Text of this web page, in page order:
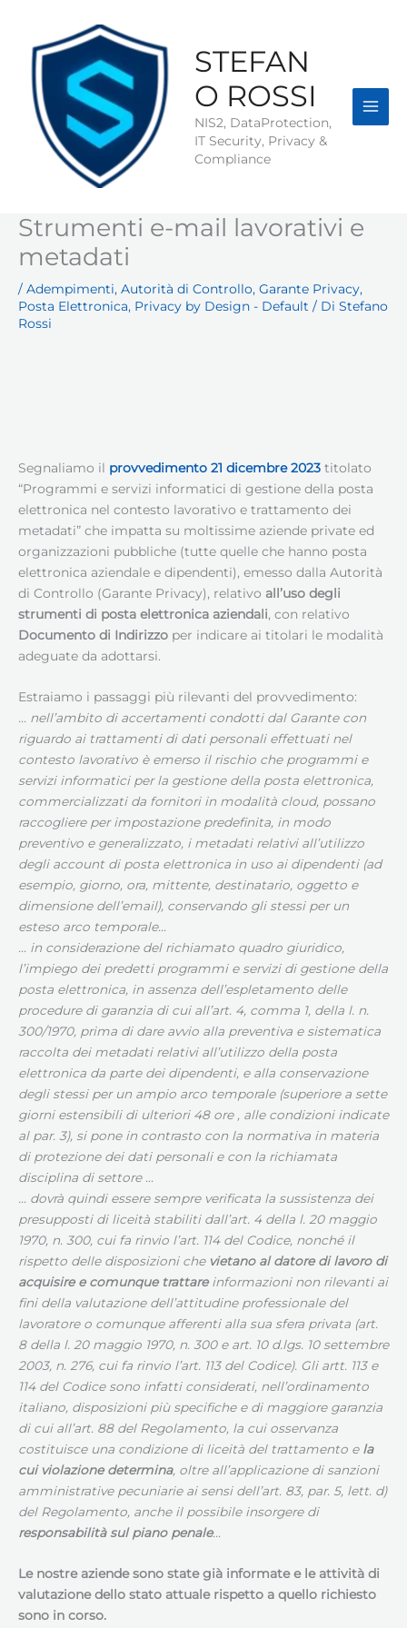
contenuto
STEFAN
O ROSSI
NIS2, DataProtection,
IT Security, Privacy &
Compliance
Strumenti e-mail lavorativi e
metadati
/ Adempimenti, Autorità di Controllo, Garante Privacy,
Posta Elettronica, Privacy by Design - Default / Di Stefano
Rossi
Segnaliamo il provvedimento 21 dicembre 2023 titolato
“Programmi e servizi informatici di gestione della posta
elettronica nel contesto lavorativo e trattamento dei
metadati” che impatta su moltissime aziende private ed
organizzazioni pubbliche (tutte quelle che hanno posta
elettronica aziendale e dipendenti), emesso dalla Autorità
di Controllo (Garante Privacy), relativo all’uso degli
strumenti di posta elettronica aziendali, con relativo
Documento di Indirizzo per indicare ai titolari le modalità
adeguate da adottarsi.
Estraiamo i passaggi più rilevanti del provvedimento:
… nell’ambito di accertamenti condotti dal Garante con
riguardo ai trattamenti di dati personali effettuati nel
contesto lavorativo è emerso il rischio che programmi e
servizi informatici per la gestione della posta elettronica,
commercializzati da fornitori in modalità cloud, possano
raccogliere per impostazione predefinita, in modo
preventivo e generalizzato, i metadati relativi all’utilizzo
degli account di posta elettronica in uso ai dipendenti (ad
esempio, giorno, ora, mittente, destinatario, oggetto e
dimensione dell’email), conservando gli stessi per un
esteso arco temporale…
… in considerazione del richiamato quadro giuridico,
l’impiego dei predetti programmi e servizi di gestione della
posta elettronica, in assenza dell’espletamento delle
procedure di garanzia di cui all’art. 4, comma 1, della l. n.
300/1970, prima di dare avvio alla preventiva e sistematica
raccolta dei metadati relativi all’utilizzo della posta
elettronica da parte dei dipendenti, e alla conservazione
degli stessi per un ampio arco temporale (superiore a sette
giorni estensibili di ulteriori 48 ore , alle condizioni indicate
al par. 3), si pone in contrasto con la normativa in materia
di protezione dei dati personali e con la richiamata
disciplina di settore …
… dovrà quindi essere sempre verificata la sussistenza dei
presupposti di liceità stabiliti dall’art. 4 della l. 20 maggio
1970, n. 300, cui fa rinvio l’art. 114 del Codice, nonché il
rispetto delle disposizioni che vietano al datore di lavoro di
acquisire e comunque trattareinformazioni non rilevanti ai
fini della valutazione dell’attitudine professionale del
lavoratore o comunque afferenti alla sua sfera privata (art.
8 della l. 20 maggio 1970, n. 300 e art. 10 d.lgs. 10 settembre
2003, n. 276, cui fa rinvio l’art. 113 del Codice). Gli artt. 113 e
114 del Codice sono infatti considerati, nell’ordinamento
italiano, disposizioni più specifiche e di maggiore garanzia
di cui all’art. 88 del Regolamento, la cui osservanza
costituisce una condizione di liceità del trattamento e la
cui violazione determina, oltre all’applicazione di sanzioni
amministrative pecuniarie ai sensi dell’art. 83, par. 5, lett. d)
del Regolamento, anche il possibile insorgere di
responsabilità sul piano penale…
Le nostre aziende sono state già informate e le attività di
valutazione dello stato attuale rispetto a quello richiesto
sono in corso.